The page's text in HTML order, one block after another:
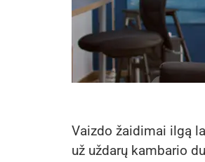
Vaizdo žaidimai ilgą
už uždarų kambario